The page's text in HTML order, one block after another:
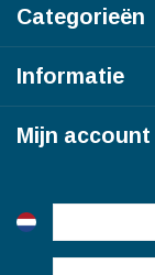
Categorieën
Informatie
Mijn account